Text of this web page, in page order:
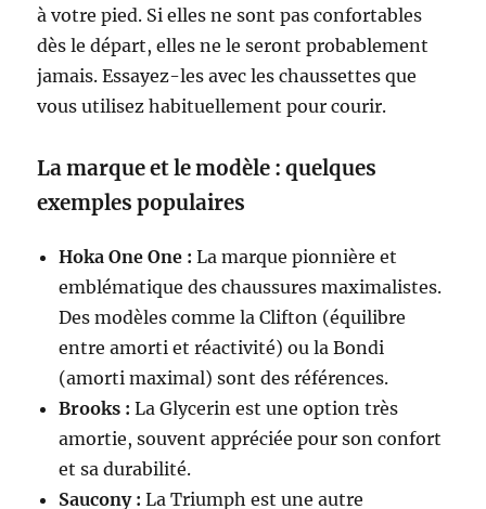
à votre pied. Si elles ne sont pas confortables
dès le départ, elles ne le seront probablement
jamais. Essayez-les avec les chaussettes que
vous utilisez habituellement pour courir.
La marque et le modèle : quelques
exemples populaires
Hoka One One : La marque pionnière et
emblématique des chaussures maximalistes.
Des modèles comme la Clifton (équilibre
entre amorti et réactivité) ou la Bondi
(amorti maximal) sont des références.
Brooks : La Glycerin est une option très
amortie, souvent appréciée pour son confort
et sa durabilité.
Saucony : La Triumph est une autre